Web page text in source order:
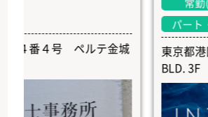
番４号 ペルテ金城
パート・ア
東京都港区
BLD. 3F